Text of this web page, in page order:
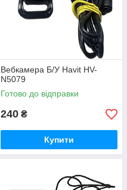
Вебкамера Б/У Havit HV-
N5079
Готово до відправки
240 ₴
Купити